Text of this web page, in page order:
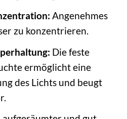
Angenehmes
zu konzentrieren.
Die feste
ermöglicht eine
des Lichts und beugt